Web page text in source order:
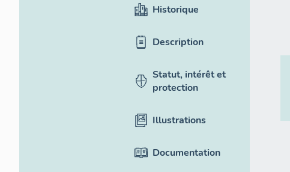
Historique
Description
Statut, intérêt et
protection
Illustrations
Documentation